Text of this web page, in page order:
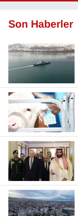
Son Haberler